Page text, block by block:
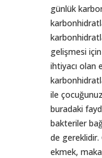
günlük
gelişmesi
ihtiyacı olan
ile
buradaki
bakteriler
de
ekmek,